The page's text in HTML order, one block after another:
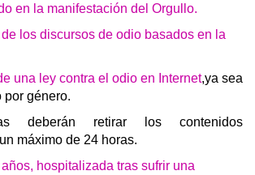
en la manifestación del Orgullo.
los discursos de odio basados en la
una ley contra el odio en Internet,ya sea
por género.
deberán retirar los contenidos
máximo de 24 horas.
hospitalizada tras sufrir una